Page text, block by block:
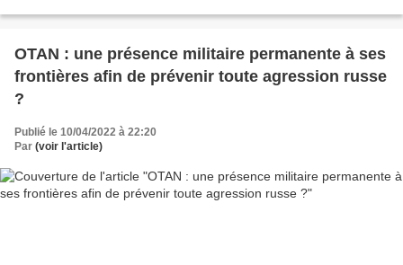
OTAN : une présence militaire permanente à ses
frontières afin de prévenir toute agression russe
?
Publié le 10/04/2022 à 22:20
Par (voir l'article)